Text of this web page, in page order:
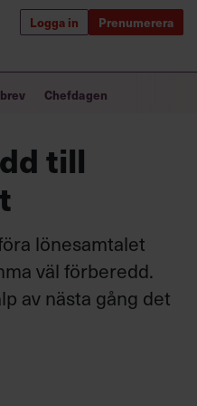
Logga in Prenumerera
världen
Chefdagen
till
lönesamtalet
väl förberedd.
av nästa gång det